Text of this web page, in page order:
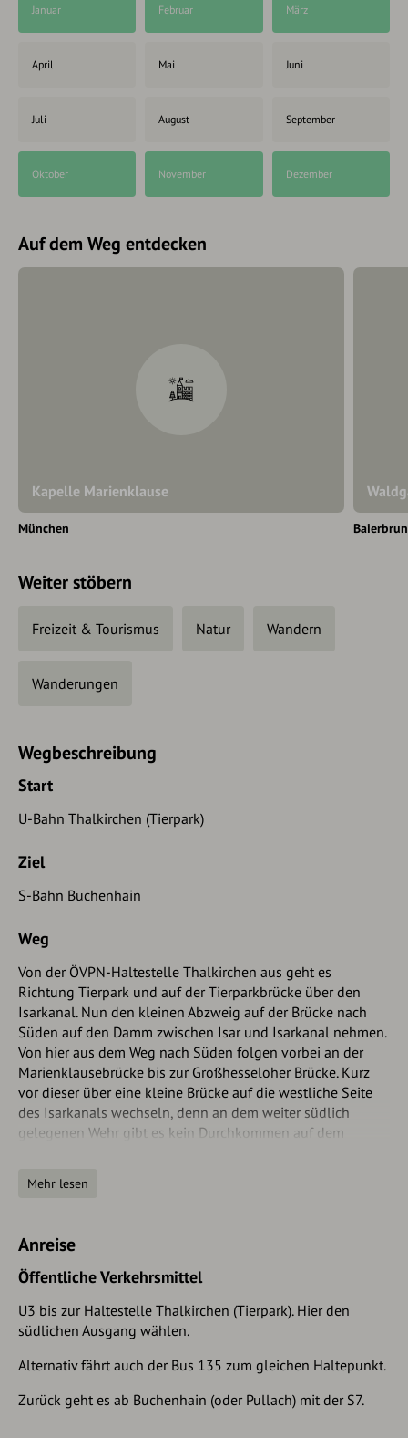
Januar Februar März
April Mai Juni
Juli August September
Oktober November Dezember
Auf dem Weg entdecken
Kapelle Marienklause
München
Weiter stöbern
Freizeit & Tourismus Natur Wandern
Wanderungen
Wegbeschreibung
Start
U-Bahn Thalkirchen (Tierpark)
Ziel
S-Bahn Buchenhain
Weg
Von der ÖVPN-Haltestelle Thalkirchen aus geht es
Richtung Tierpark und auf der Tierparkbrücke über den
Isarkanal. Nun den kleinen Abzweig auf der Brücke nach
Süden auf den Damm zwischen Isar und Isarkanal nehmen.
Von hier aus dem Weg nach Süden folgen vorbei an der
Marienklausebrücke bis zur Großhesseloher Brücke. Kurz
vor dieser über eine kleine Brücke auf die westliche Seite
des Isarkanals wechseln, denn an dem weiter südlich
gelegenen Wehr gibt es kein Durchkommen auf dem
Nun geht es einige hundert Meter entlang des Isarkanals
Jazzbiergarten. Gegenüber dieses Abzweiges nun nach links
über die Füßgängerbrücke wieder auf den Damm zwischen
Isar und Isarkanal wechseln. Weiter geht es auf dem Damm
vorbei an der Staustufe nahe Pullach, wo man den Kanal
überqueren und zur S-Bahn Pullach abkürzen kann.
Der reguläre Weg geht weiter auf dem Damm, unter der
südlich gelegenen Kraftwerk. Hier auf der vorgelagerten
Mehr lesen
Anreise
Öffentliche Verkehrsmittel
U3 bis zur Haltestelle Thalkirchen (Tierpark). Hier den
südlichen Ausgang wählen.
Alternativ fährt auch der Bus 135 zum gleichen Haltepunkt.
Zurück geht es ab Buchenhain (oder Pullach) mit der S7.